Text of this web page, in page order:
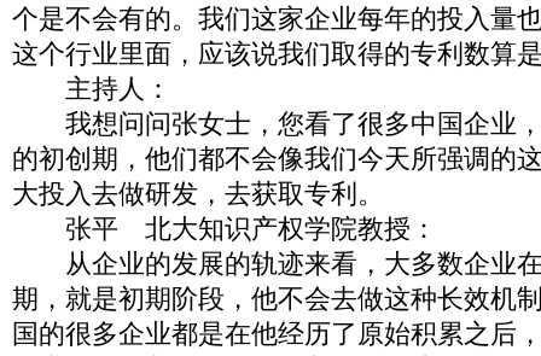
个是不会有的。我们这家企业每年的投入量
这个行业里面，应该说我们取得的专利数算
主持人：
我想问问张女士，您看了很多中国企业
的初创期，他们都不会像我们今天所强调的
大投入去做研发，去获取专利。
张平 北大知识产权学院教授：
从企业的发展的轨迹来看，大多数企业
期，就是初期阶段，他不会去做这种长效机
国的很多企业都是在他经历了原始积累之后